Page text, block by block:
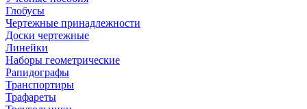
Глобусы
Чертежные принадлежности
Доски чертежные
Линейки
Наборы геометрические
Рапидографы
Транспортиры
Трафареты